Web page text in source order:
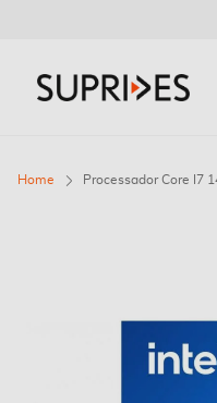
Home Processador Core I7